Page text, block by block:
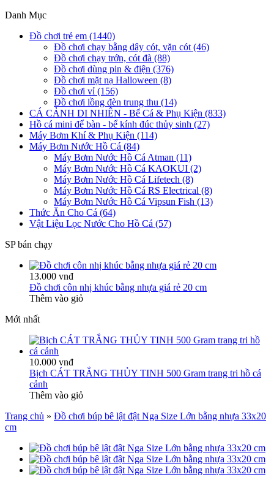
Danh Mục
Đồ chơi trẻ em (1440)
Đồ chơi chạy bằng dây cót, vặn cót (46)
Đồ chơi chạy trớn, cót đà (88)
Đồ chơi dùng pin & điện (376)
Đồ chơi mặt nạ Halloween (8)
Đồ chơi vỉ (156)
Đồ chơi lồng đèn trung thu (14)
CÁ CẢNH DI NHIÊN - Bể Cá & Phụ Kiện (833)
Hồ cá mini để bàn - bể kính đúc thủy sinh (27)
Máy Bơm Khí & Phụ Kiện (114)
Máy Bơm Nước Hồ Cá (84)
Máy Bơm Nước Hồ Cá Atman (11)
Máy Bơm Nước Hồ Cá KAOKUI (2)
Máy Bơm Nước Hồ Cá Lifetech (8)
Máy Bơm Nước Hồ Cá RS Electrical (8)
Máy Bơm Nước Hồ Cá Vipsun Fish (13)
Thức Ăn Cho Cá (64)
Vật Liệu Lọc Nước Cho Hồ Cá (57)
SP bán chạy
13.000 vnđ
Đồ chơi côn nhị khúc bằng nhựa giá rẻ 20 cm
Thêm vào giỏ
Mới nhất
10.000 vnđ
Bịch CÁT TRẮNG THỦY TINH 500 Gram trang tri hồ cá
cảnh
Thêm vào giỏ
Trang chủ » Đồ chơi búp bê lật đật Nga Size Lớn bằng nhựa 33x20
cm